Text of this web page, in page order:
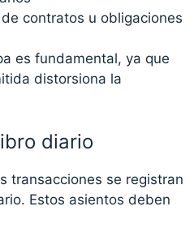
contratos u obligaciones
es fundamental, ya que
distorsiona la
diario
transacciones se registran
Estos asientos deben